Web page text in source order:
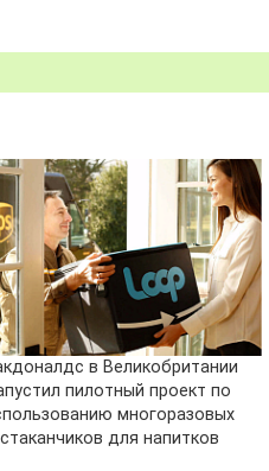
в Великобритании
пилотный проект по
многоразовых
стаканчиков для напитков